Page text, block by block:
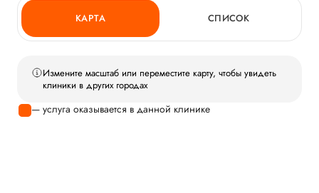
КАРТА СПИСОК
Измените масштаб или переместите карту, чтобы увидеть
клиники в других городах
— услуга оказывается в данной клинике